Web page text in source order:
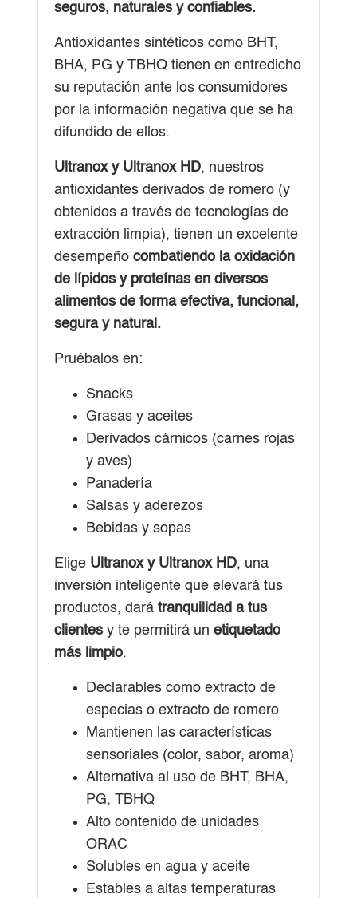
seguros, naturales y confiables.
Antioxidantes sintéticos como BHT,
BHA, PG y TBHQ tienen en entredicho
su reputación ante los consumidores
por la información negativa que se ha
difundido de ellos.
Ultranox y Ultranox HD, nuestros
antioxidantes derivados de romero (y
obtenidos a través de tecnologías de
extracción limpia), tienen un excelente
desempeño combatiendo la oxidación
de lípidos y proteínas en diversos
alimentos de forma efectiva, funcional,
segura y natural.
Pruébalos en:
Snacks
Grasas y aceites
Derivados cárnicos (carnes rojas
y aves)
Panadería
Salsas y aderezos
Bebidas y sopas
Elige Ultranox y Ultranox HD, una
inversión inteligente que elevará tus
productos, dará tranquilidad a tus
clientes y te permitirá un etiquetado
más limpio.
Declarables como extracto de
especias o extracto de romero
Mantienen las características
sensoriales (color, sabor, aroma)
Alternativa al uso de BHT, BHA,
PG, TBHQ
Alto contenido de unidades
ORAC
Solubles en agua y aceite
Estables a altas temperaturas